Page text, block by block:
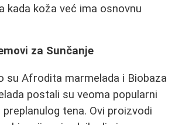
kada koža već ima osnovnu
za Sunčanje
su Afrodita marmelada i Biobaza
postali su veoma popularni
tena. Ovi proizvodi